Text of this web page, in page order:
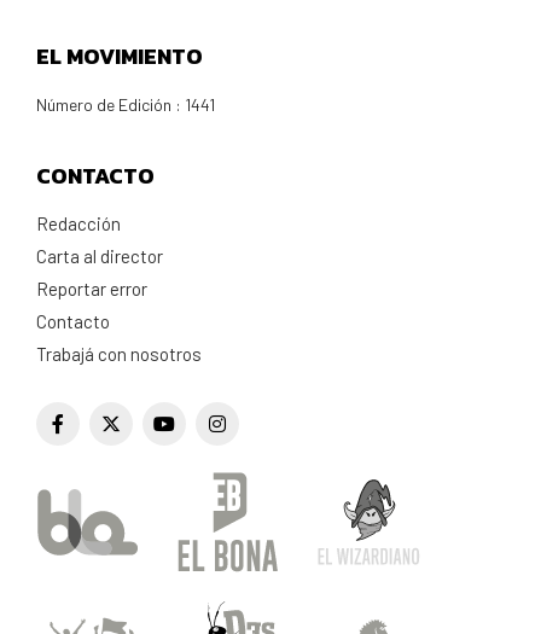
EL MOVIMIENTO
Número de Edición : 1441
CONTACTO
Redacción
Carta al director
Reportar error
Contacto
Trabajá con nosotros